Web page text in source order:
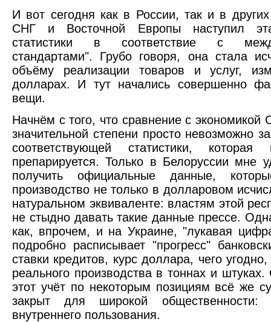
И вот сегодня как в России, так и в других
СНГ и Восточной Европы наступил
статистики в соответствие с
стандартами". Грубо говоря, она стала
объёму реализации товаров и услуг,
долларах. И тут начались совершенно
вещи.
Начнём с того, что сравнение с экономикой
значительной степени просто невозможно
соответствующей статистики, которая
препарируется. Только в Белоруссии мне
получить официальные данные,
производство не только в долларовом
натуральном эквиваленте: властям этой
не стыдно давать такие данные прессе.
как, впрочем, и на Украине, "лукавая
подробно расписывает "прогресс"
ставки кредитов, курс доллара, чего
реального производства в тоннах и
этот учёт по некоторым позициям всё же
закрыт для широкой общественности:
внутреннего пользования.